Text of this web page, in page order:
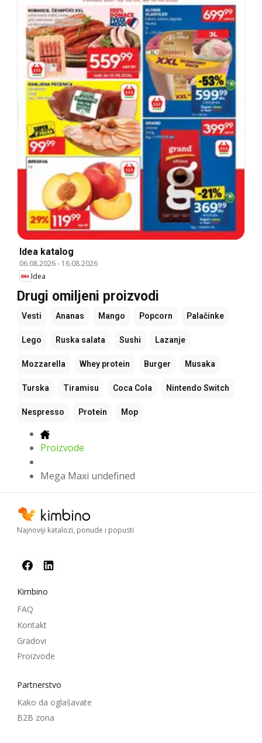
Idea katalog
06.08.2026- 16.08.2026
Idea
Drugi omiljeni proizvodi
Vesti Ananas Mango Popcorn Palačinke
Lego Ruska salata Sushi Lazanje
Mozzarella Whey protein Burger Musaka
Turska Tiramisu Coca Cola Nintendo Switch
Nespresso Protein Mop
Proizvode
Mega Maxi undefined
Najnoviji katalozi, ponude i popusti
Kimbino
FAQ
Kontakt
Gradovi
Proizvode
Partnerstvo
Kako da oglašavate
B2B zona